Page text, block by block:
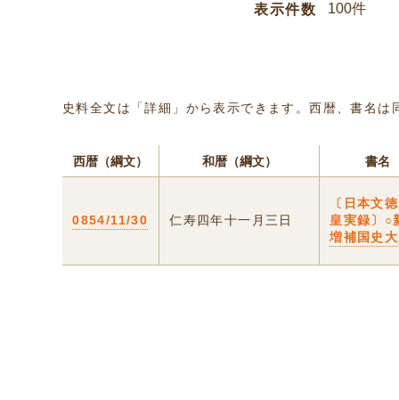
表示件数
史料全文は「詳細」から表示できます。西暦、書名
西暦（綱文） 和暦（綱文） 書名
0854/11/30 仁寿四年十一月三日
〔日本文
皇実録〕○
増補国史